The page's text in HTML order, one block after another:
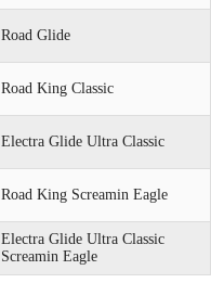
Road Glide
Road King Classic
Electra Glide Ultra Classic
Road King Screamin Eagle
Electra Glide Ultra Classic
Screamin Eagle